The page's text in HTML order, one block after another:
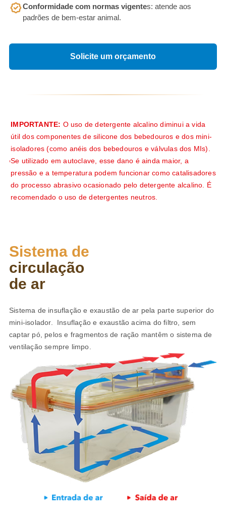
Conformidade com normas vigentes: atende aos
padrões de bem-estar animal.
Solicite um orçamento
IMPORTANTE: O uso de detergente alcalino diminui a vida
útil dos componentes de silicone dos bebedouros e dos mini-
isoladores (como anéis dos bebedouros e válvulas dos MIs).
Se utilizado em autoclave, esse dano é ainda maior, a
pressão e a temperatura podem funcionar como catalisadores
do processo abrasivo ocasionado pelo detergente alcalino. É
recomendado o uso de detergentes neutros.
Sistema de
circulação
de ar
Sistema de insuflação e exaustão de ar pela parte superior do
mini-isolador. Insuflação e exaustão acima do filtro, sem
captar pó, pelos e fragmentos de ração mantêm o sistema de
ventilação sempre limpo.